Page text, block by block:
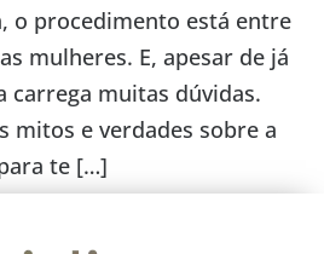
o procedimento está entre
mulheres. E, apesar de já
carrega muitas dúvidas.
mitos e verdades sobre a
te […]